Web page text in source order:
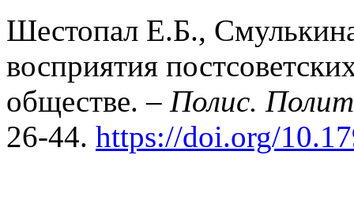
Шестопал Е.Б.,
восприятия
обществе. – Полис.
26-44. https://doi.org/